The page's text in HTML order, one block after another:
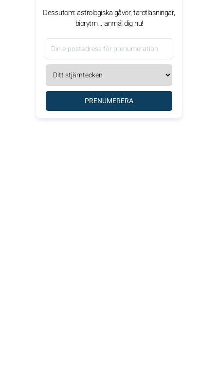
Dessutom: astrologiska gåvor, tarotläsningar,
biorytm... anmäl dig nu!
PRENUMERERA